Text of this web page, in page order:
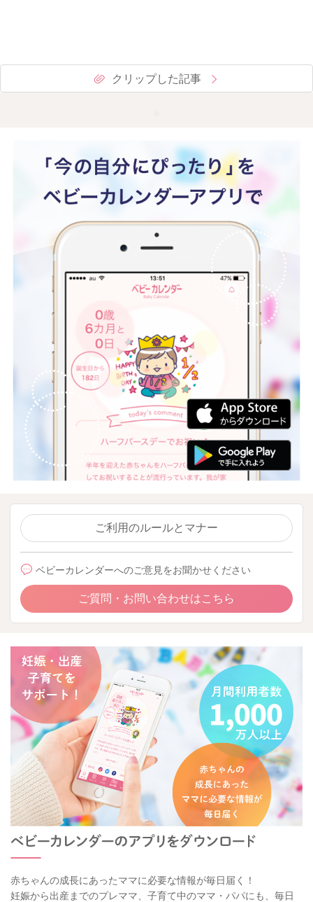
クリップした記事
ご利用のルールとマナー
ベビーカレンダーへのご意見をお聞かせください
ご質問・お問い合わせはこちら
赤ちゃんの成長にあったママに必要な情報が毎日届く！
妊娠から出産までのプレママ、子育て中のママ・パパにも、毎日